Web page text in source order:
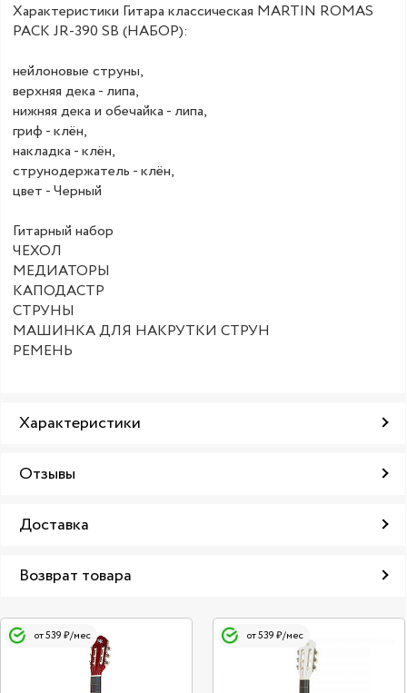
Характеристики Гитара классическая MARTIN ROMAS
PACK JR-390 SB (НАБОР):
нейлоновые струны,
верхняя дека - липа,
нижняя дека и обечайка - липа,
гриф - клён,
накладка - клён,
струнодержатель - клён,
цвет - Черный
Гитарный набор
ЧЕХОЛ
МЕДИАТОРЫ
КАПОДАСТР
СТРУНЫ
МАШИНКА ДЛЯ НАКРУТКИ СТРУН
РЕМЕНЬ
Характеристики
Отзывы
Доставка
Возврат товара
от 539 ₽/мес от 539 ₽/мес